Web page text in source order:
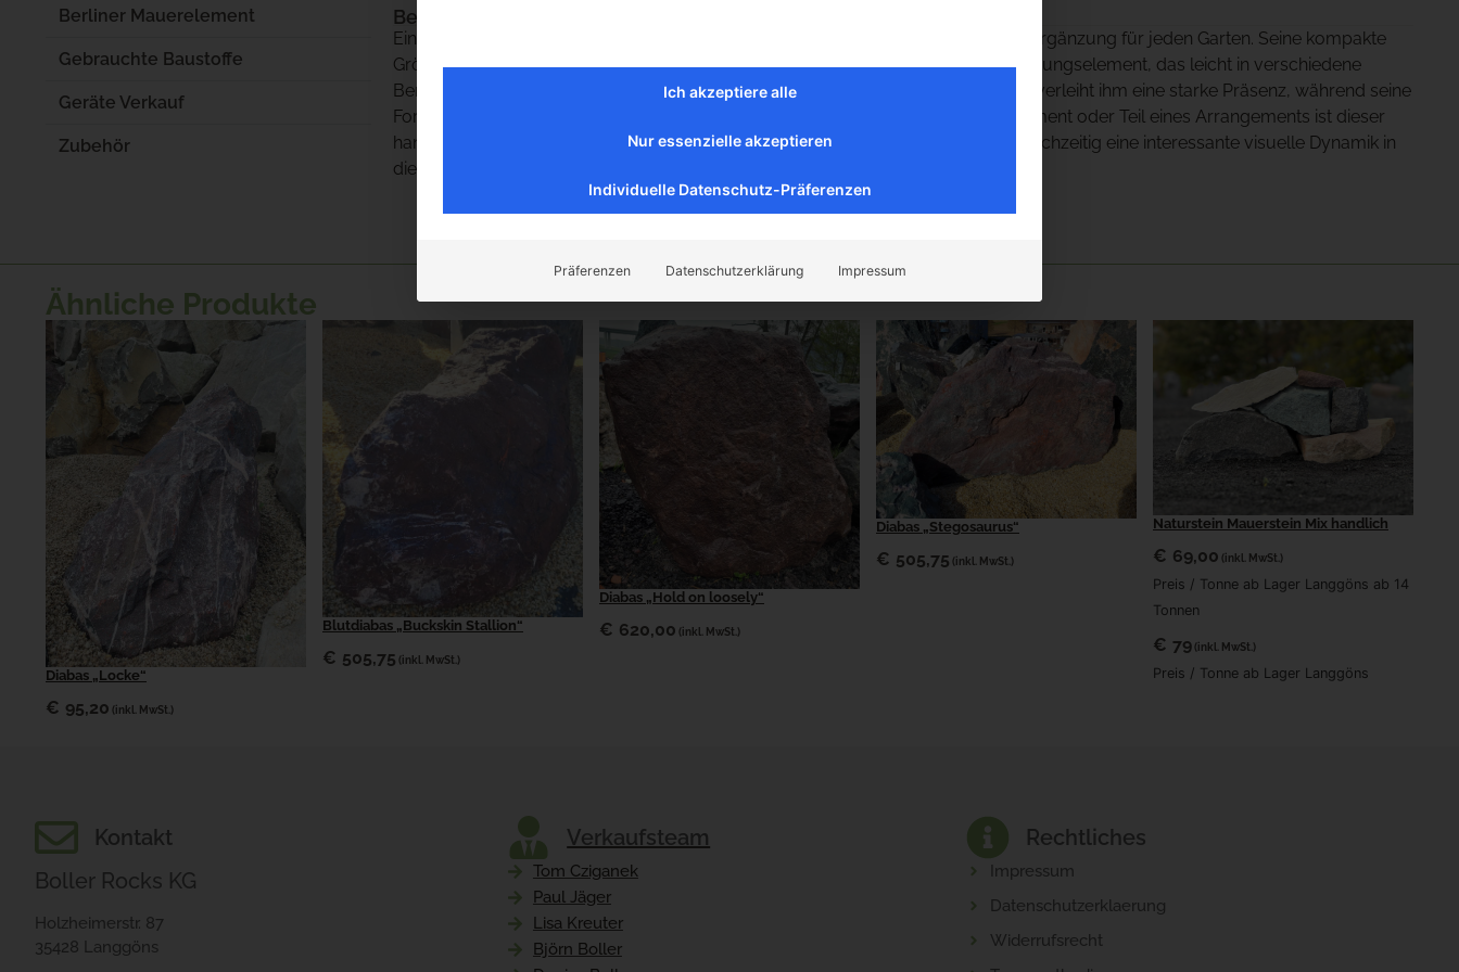
Berliner Mauerelement
Gebrauchte Baustoffe
Geräte Verkauf
Zubehör
Beschreibung
Ein handlicher Blutdiabas in Pyramidenform ist eine interessante und praktische Ergänzung für jeden Garten. Seine kompakte
Größe und die markante Pyramidenform machen ihn zu einem vielseitigen Gestaltungselement, das leicht in verschiedene
Bereiche des Gartens integriert werden kann. Die tiefrote Farbe des Blutdiabases verleiht ihm eine starke Präsenz, während seine
Form einen Hauch von Exotik und Mystik hinzufügt. Als einzelnes Dekorationselement oder Teil eines Arrangements ist dieser
handliche Blutdiabas ein Blickfang, der die Aufmerksamkeit auf sich zieht und gleichzeitig eine interessante visuelle Dynamik in
die Gartenlandschaft bringt.
Ähnliche Produkte
Diabas „Locke“
€ 95,20 (inkl. MwSt.)
Blutdiabas „Buckskin Stallion“
€ 505,75 (inkl. MwSt.)
Diabas „Hold on loosely“
€ 620,00 (inkl. MwSt.)
Diabas „Stegosaurus“
€ 505,75 (inkl. MwSt.)
Naturstein Mauerstein Mix handlich
€ 69,00 (inkl. MwSt.)
Preis / Tonne ab Lager Langgöns ab 14
Tonnen
€ 79(inkl. MwSt.)
Preis / Tonne ab Lager Langgöns
Kontakt
Boller Rocks KG
Holzheimerstr. 87
35428 Langgöns
Verkaufsteam
Tom Cziganek
Paul Jäger
Lisa Kreuter
Björn Boller
Rechtliches
Impressum
Datenschutzerklaerung
Widerrufsrecht
Ich akzeptiere alle
Nur essenzielle akzeptieren
Individuelle Datenschutz-Präferenzen
Präferenzen Datenschutzerklärung Impressum